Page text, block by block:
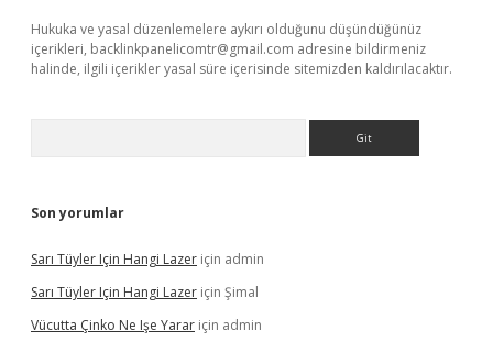
Hukuka ve yasal düzenlemelere aykırı olduğunu düşündüğünüz
içerikleri, backlinkpanelicomtr@gmail.com adresine bildirmeniz
halinde, ilgili içerikler yasal süre içerisinde sitemizden kaldırılacaktır.
Son yorumlar
Sarı Tüyler Için Hangi Lazer için admin
Sarı Tüyler Için Hangi Lazer için Şimal
Vücutta Çinko Ne Işe Yarar için admin